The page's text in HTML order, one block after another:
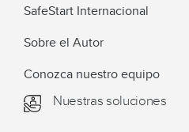
SafeStart Internacional
Sobre el Autor
Conozca nuestro equipo
Nuestras soluciones